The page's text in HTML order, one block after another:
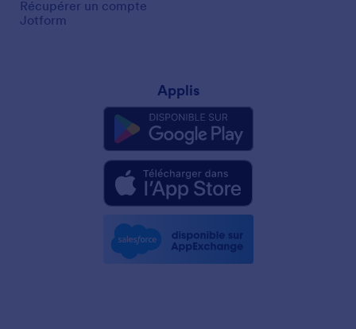
Récupérer un compte
Jotform
Applis